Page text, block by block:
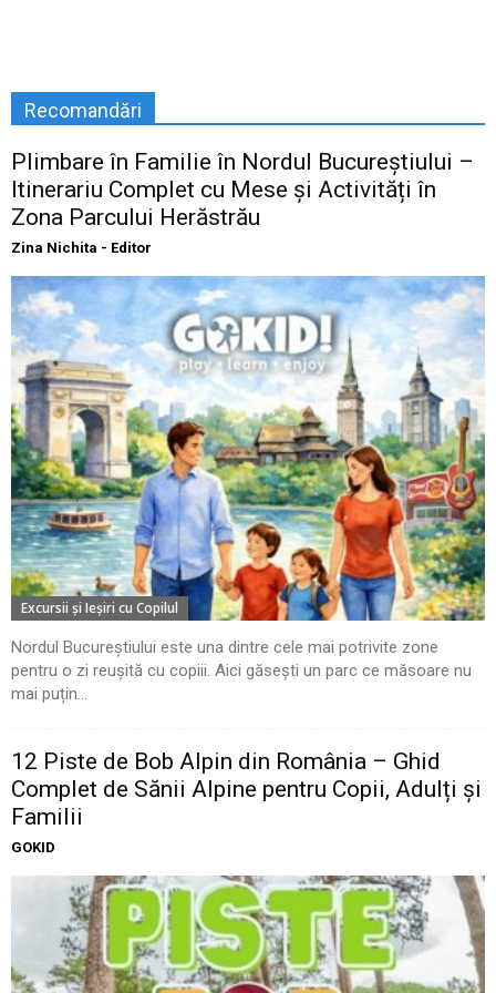
Recomandări
Plimbare în Familie în Nordul Bucureștiului –
Itinerariu Complet cu Mese și Activități în
Zona Parcului Herăstrău
Zina Nichita - Editor
Excursii şi Ieşiri cu Copilul
Nordul Bucureștiului este una dintre cele mai potrivite zone
pentru o zi reușită cu copiii. Aici găsești un parc ce măsoare nu
mai puțin...
12 Piste de Bob Alpin din România – Ghid
Complet de Sănii Alpine pentru Copii, Adulți și
Familii
GOKID